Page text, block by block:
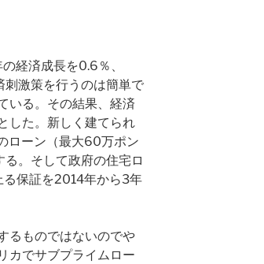
経済成長を0.6％、
激策を行うのは簡単で
いる。その結果、経済
した。新しく建てられ
ローン（最大60万ポン
。そして政府の住宅ロ
保証を2014年から3年
るものではないのでや
カでサブプライムロー